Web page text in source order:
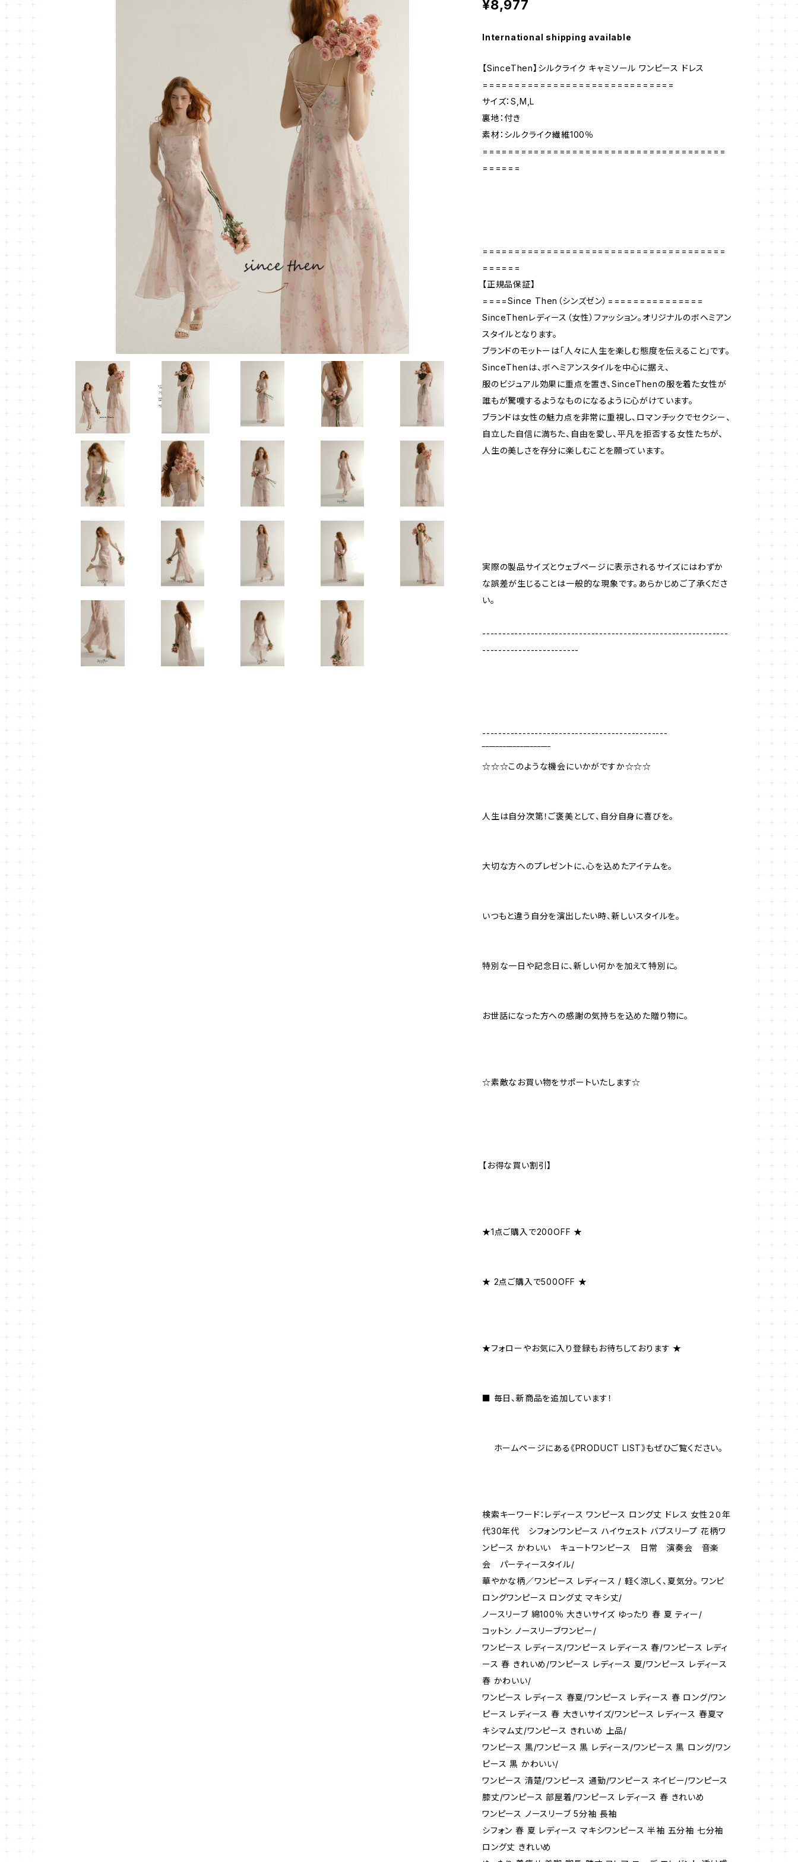
¥8,977
International shipping available
【SinceThen】シルクライク キャミソール ワンピース ドレス
==============================
サイズ：S,M,L
裏地：付き
素材：シルクライク繊維100％
======================================
======
======================================
======
【正規品保証】
====Since Then（シンズゼン）===============
SinceThenレディース（女性）ファッション。オリジナルのボヘミアン
スタイルとなります。
ブランドのモットーは「人々に人生を楽しむ態度を伝えること」です。
SinceThenは、ボヘミアンスタイルを中心に据え、
服のビジュアル効果に重点を置き、SinceThenの服を着た女性が
誰もが驚嘆するようなものになるように心がけています。
ブランドは女性の魅力点を非常に重視し、ロマンチックでセクシー、
自立した自信に満ちた、自由を愛し、平凡を拒否する女性たちが、
人生の美しさを存分に楽しむことを願っています。
実際の製品サイズとウェブページに表示されるサイズにはわずか
な誤差が生じることは一般的な現象です。あらかじめご了承くださ
い。
-------------------------------------------------------------
------------------------
----------------------------------------------
‾‾‾‾‾‾‾‾‾‾‾‾‾‾‾‾‾‾‾‾
☆☆☆このような機会にいかがですか☆☆☆
人生は自分次第！ご褒美として、自分自身に喜びを。
大切な方へのプレゼントに、心を込めたアイテムを。
いつもと違う自分を演出したい時、新しいスタイルを。
特別な一日や記念日に、新しい何かを加えて特別に。
お世話になった方への感謝の気持ちを込めた贈り物に。
☆素敵なお買い物をサポートいたします☆
【お得な買い割引】
★1点ご購入で200OFF ★
★ 2点ご購入で500OFF ★
★フォローやお気に入り登録もお待ちしております ★
■ 毎日、新商品を追加しています！
ホームページにある《PRODUCT LIST》もぜひご覧ください。
検索キーワード：レディース ワンピース ロング丈 ドレス 女性２０年
代30年代 シフォンワンピース ハイウェスト バブスリープ 花柄ワ
ンピース かわいい キュートワンピース 日常 演奏会 音楽
会 パーティースタイル/
華やかな柄／ワンピース レディース / 軽く涼しく、夏気分。 ワンピ
ロングワンピース ロング丈 マキシ丈/
ノースリーブ 綿100％ 大きいサイズ ゆったり 春 夏 ティー/
コットン ノースリーブワンピー/
ワンピース レディース/ワンピース レディース 春/ワンピース レディ
ース 春 きれいめ/ワンピース レディース 夏/ワンピース レディース
春 かわいい/
ワンピース レディース 春夏/ワンピース レディース 春 ロング/ワン
ピース レディース 春 大きいサイズ/ワンピース レディース 春夏マ
キシマム丈/ワンピース きれいめ 上品/
ワンピース 黒/ワンピース 黒 レディース/ワンピース 黒 ロング/ワン
ピース 黒 かわいい/
ワンピース 清楚/ワンピース 通勤/ワンピース ネイビー/ワンピース
膝丈/ワンピース 部屋着/ワンピース レディース 春 きれいめ
ワンピース ノースリーブ 5分袖 長袖
シフォン 春 夏 レディース マキシワンピース 半袖 五分袖 七分袖
ロング丈 きれいめ